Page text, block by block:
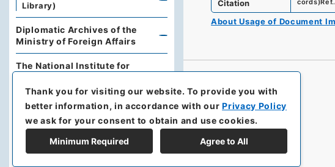
Citation
About Usage of Document
Library)
Diplomatic Archives of the
Ministry of Foreign Affairs
The National Institute for
Defense
University of the Ryukyus
Library
Hokkaido Prefectural Library
Thank you for visiting our website.To provide you with
better information, in accordance with ourPrivacy Policy
we ask for your consent to obtain and use cookies.
Minimum Required Agree to All